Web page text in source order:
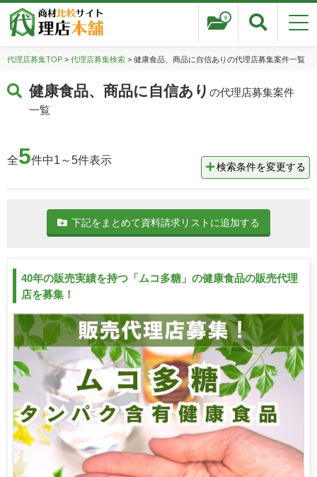
0
代理店募集TOP> 代理店募集検索> 健康食品、商品に自信ありの代理店募集案件一覧
健康食品、商品に自信ありの代理店募集案件
一覧
全5件中1～5件表示
検索条件を変更する
下記をまとめて資料請求リストに追加する
40年の販売実績を持つ「ムコ多糖」の健康食品の販売代理
店を募集！